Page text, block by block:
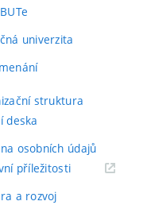
univerzita
struktura
deska
osobních údajů
příležitosti(externí
a rozvoj